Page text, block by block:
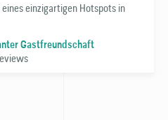
einzigartigen Hotspots in
Gastfreundschaft